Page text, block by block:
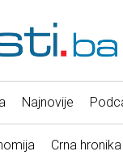
Najnovije
Crna hronika